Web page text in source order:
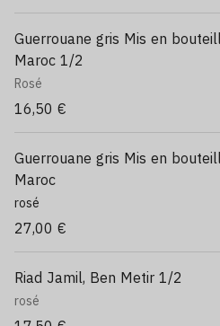
Guerrouane gris Mis en
Maroc 1/2
Rosé
16,50 €
Guerrouane gris Mis en
Maroc
rosé
27,00 €
Riad Jamil, Ben Metir 1/2
rosé